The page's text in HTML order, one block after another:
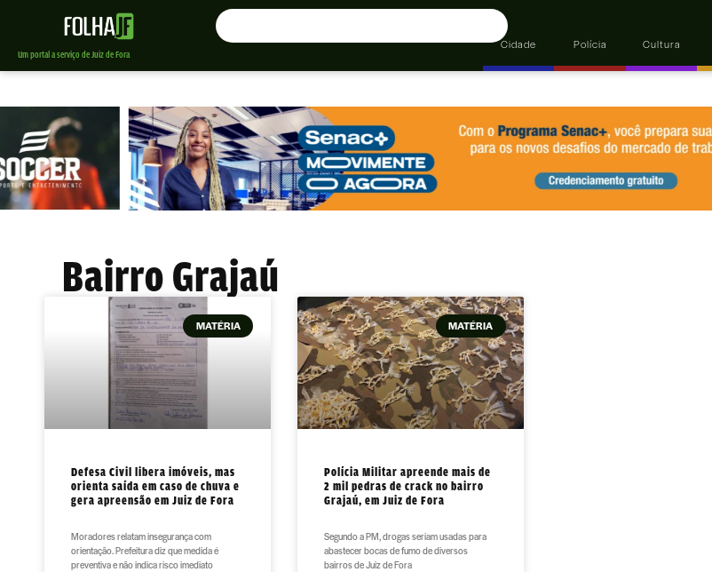
Um portal a serviço de Juiz de Fora
Cidade Polícia Cultura
Bairro Grajaú
MATÉRIA
Defesa Civil libera imóveis, mas
orienta saída em caso de chuva e
gera apreensão em Juiz de Fora
Moradores relatam insegurança com
orientação. Prefeitura diz que medida é
preventiva e não indica risco imediato
MATÉRIA
Polícia Militar apreende mais de
2 mil pedras de crack no bairro
Grajaú, em Juiz de Fora
Segundo a PM, drogas seriam usadas para
abastecer bocas de fumo de diversos
bairros de Juiz de Fora